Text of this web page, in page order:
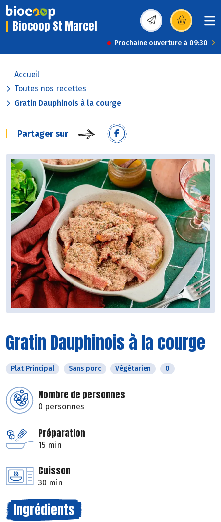
Biocoop St Marcel (s’ouvre dans une
Prochaine ouverture à 09:30
Accueil
Toutes nos recettes
Gratin Dauphinois à la courge
Partager sur
Gratin Dauphinois à la courge
Plat Principal Sans porc Végétarien 0
Nombre de personnes
0 personnes
Préparation
15 min
Cuisson
30 min
Ingrédients